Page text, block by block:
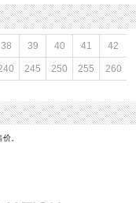
式：罗马鞋
码：36码
魔术贴
无
生差异，请以实物标签为
包头
38 39 40 41 42
245 250 255 260
。